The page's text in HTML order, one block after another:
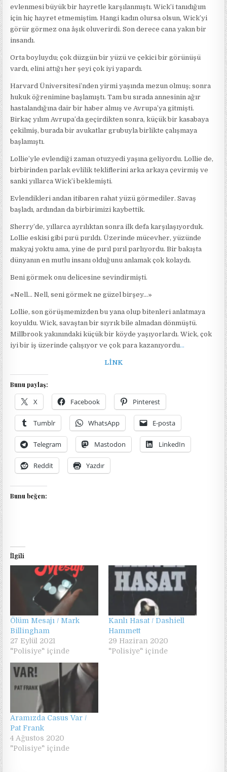
evlenmesi büyük bir hayretle karşılanmıştı. Wick’i tanıdığım
için hiç hayret etmemiştim. Hangi kadın olursa olsun, Wick’yi
görür görmez ona âşık oluverirdi. Son derece cana yakın bir
insandı.
Orta boyluydu; çok düzgün bir yüzü ve çekici bir görünüşü
vardı, elini attığı her şeyi çok iyi yapardı.
Harvard Üniversitesi’nden yirmi yaşında mezun olmuş; sonra
hukuk öğrenimine başlamıştı. Tam bu sırada annesinin ağır
hastalandığına dair bir haber almış ve Avrupa’ya gitmişti.
Birkaç yılım Avrupa’da geçirdikten sonra, küçük bir kasabaya
çekilmiş, burada bir avukatlar grubuyla birlikte çalışmaya
başlamıştı.
Lollie’yle evlendiği zaman otuzyedi yaşına geliyordu. Lollie de,
birbirinden parlak evlilik tekliflerini arka arkaya çevirmiş ve
sanki yıllarca Wick’i beklemişti.
Evlendikleri andan itibaren rahat yüzü görmediler. Savaş
başladı, ardından da birbirimizi kaybettik.
Sherry’de, yıllarca ayrılıktan sonra ilk defa karşılaşıyorduk.
Lollie eskisi gibi pırü pırıldı. Üzerinde mücevher, yüzünde
makyaj yoktu ama, yine de pırıl pırıl parlıyordu. Bir bakışta
dünyanın en mutlu insanı olduğunu anlamak çok kolaydı.
Beni görmek onu delicesine sevindirmişti.
«Nell… Nell, seni görmek ne güzel birşey…»
Lollie, son görüşmemizden bu yana olup bitenleri anlatmaya
koyuldu. Wick, savaştan bir sıyrık bile almadan dönmüştü.
Millbrook yakınındaki küçük bir köyde yaşıyorlardı. Wick, çok
iyi bir iş üzerinde çalışıyor ve çok para kazanıyordu…
LİNK
Bunu paylaş:
X Facebook Pinterest
Tumblr WhatsApp E-posta
Telegram Mastodon LinkedIn
Reddit Yazdır
Bunu beğen:
İlgili
Ölüm Mesajı / Mark
Billingham
27 Eylül 2021
"Polisiye" içinde
Kanlı Hasat / Dashiell
Hammett
29 Haziran 2020
"Polisiye" içinde
Aramızda Casus Var /
Pat Frank
4 Ağustos 2020
"Polisiye" içinde